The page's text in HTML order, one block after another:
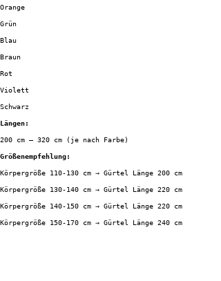
Orange
Grün
Blau
Braun
Rot
Violett
Schwarz
Längen:
200 cm – 320 cm (je nach Farbe)
Größenempfehlung:
Körpergröße 110-130 cm → Gürtel Länge 200 cm
Körpergröße 130-140 cm → Gürtel Länge 220 cm
Körpergröße 140-150 cm → Gürtel Länge 220 cm
Körpergröße 150-170 cm → Gürtel Länge 240 cm